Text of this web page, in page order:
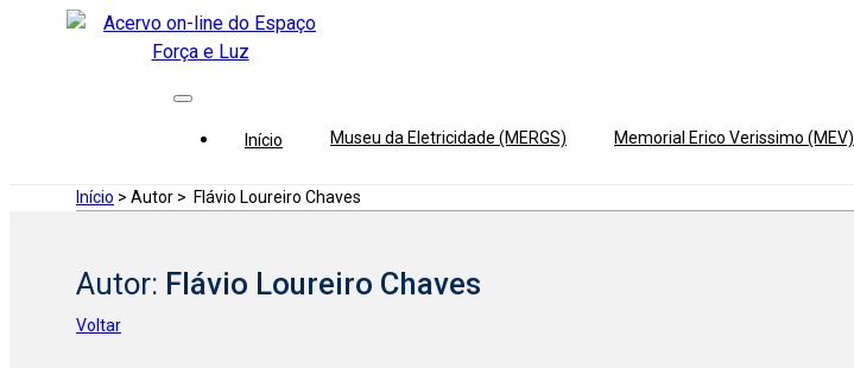
Início Museu da Eletricidade (MERGS) Memorial Erico Verissimo (MEV)
Início > Autor > Flávio Loureiro Chaves
Autor: Flávio Loureiro Chaves
Voltar